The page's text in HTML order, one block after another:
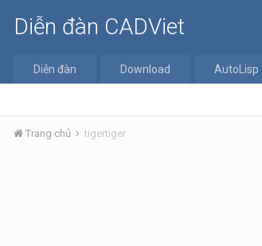
Diễn đàn CADViet
Diễn đàn Download AutoLisp
Trang chủ tigertiger